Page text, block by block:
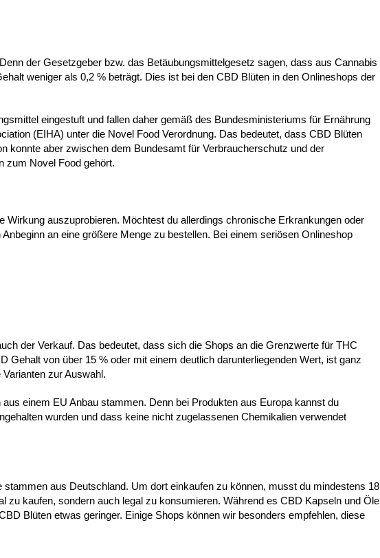
der Gesetzgeber bzw. das Betäubungsmittelgesetz sagen, dass aus Cannabis
weniger als 0,2 % beträgt. Dies ist bei den CBD Blüten in den Onlineshops der
eingestuft und fallen daher gemäß des Bundesministeriums für Ernährung
(EIHA) unter die Novel Food Verordnung. Das bedeutet, dass CBD Blüten
konnte aber zwischen dem Bundesamt für Verbraucherschutz und der
zum Novel Food gehört.
auszuprobieren. Möchtest du allerdings chronische Erkrankungen oder
an eine größere Menge zu bestellen. Bei einem seriösen Onlineshop
der Verkauf. Das bedeutet, dass sich die Shops an die Grenzwerte für THC
Gehalt von über 15 % oder mit einem deutlich darunterliegenden Wert, ist ganz
zur Auswahl.
einem EU Anbau stammen. Denn bei Produkten aus Europa kannst du
wurden und dass keine nicht zugelassenen Chemikalien verwendet
aus Deutschland. Um dort einkaufen zu können, musst du mindestens 18
zu kaufen, sondern auch legal zu konsumieren. Während es CBD Kapseln und Öle
Blüten etwas geringer. Einige Shops können wir besonders empfehlen, diese